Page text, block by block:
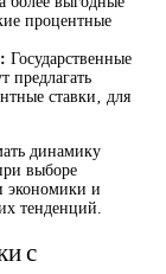
процентные
Государственные
предлагать
ставки‚ для
динамику
выборе
экономики и
тенденций.
с